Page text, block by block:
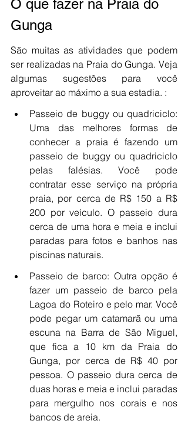
O que fazer na Praia do
Gunga
São muitas as atividades que podem
ser realizadas na Praia do Gunga. Veja
algumas sugestões para você
aproveitar ao máximo a sua estadia. :
Passeio de buggy ou quadriciclo:
Uma das melhores formas de
conhecer a praia é fazendo um
passeio de buggy ou quadriciclo
pelas falésias. Você pode
contratar esse serviço na própria
praia, por cerca de R$ 150 a R$
200 por veículo. O passeio dura
cerca de uma hora e meia e inclui
paradas para fotos e banhos nas
piscinas naturais.
Passeio de barco: Outra opção é
fazer um passeio de barco pela
Lagoa do Roteiro e pelo mar. Você
pode pegar um catamarã ou uma
escuna na Barra de São Miguel,
que fica a 10 km da Praia do
Gunga, por cerca de R$ 40 por
pessoa. O passeio dura cerca de
duas horas e meia e inclui paradas
para mergulho nos corais e nos
bancos de areia.